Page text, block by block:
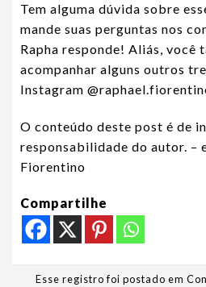
Tem alguma dúvida sobre
mande suas perguntas nos
Rapha responde! Aliás, você
acompanhar alguns outros
Instagram
O conteúdo deste post é de
responsabilidade do autor. –
Fiorentino
Compartilhe
Esse registro foi postado em